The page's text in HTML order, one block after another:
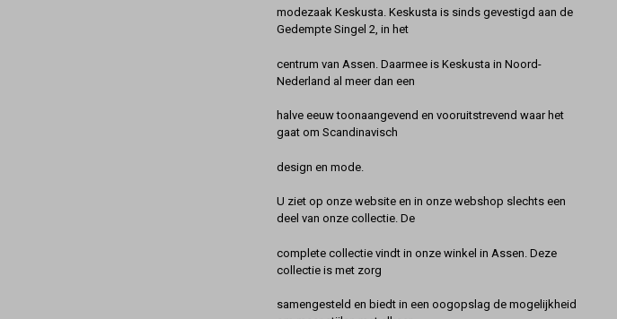
modezaak Keskusta. Keskusta is sinds gevestigd aan de
Gedempte Singel 2, in het
centrum van Assen. Daarmee is Keskusta in Noord-
Nederland al meer dan een
halve eeuw toonaangevend en vooruitstrevend waar het
gaat om Scandinavisch
design en mode.
U ziet op onze website en in onze webshop slechts een
deel van onze collectie. De
complete collectie vindt in onze winkel in Assen. Deze
collectie is met zorg
samengesteld en biedt in een oogopslag de mogelijkheid